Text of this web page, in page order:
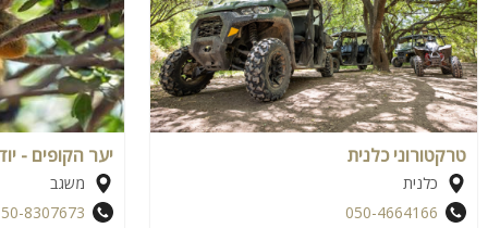
טרקטורוני כלנית
כלנית
050-4664166
יער הקופים -
משגב
8307673